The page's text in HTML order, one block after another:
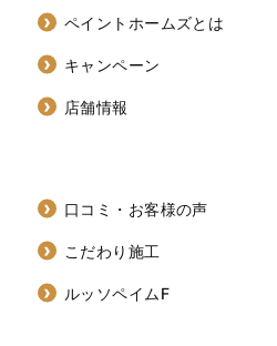
ペイントホームズとは
キャンペーン
店舗情報
口コミ・お客様の声
こだわり施工
ルッソペイムF